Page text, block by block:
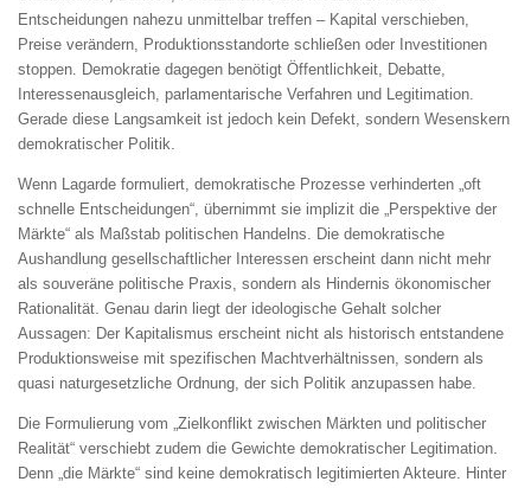
Entscheidungen nahezu unmittelbar treffen – Kapital verschieben,
Preise verändern, Produktionsstandorte schließen oder Investitionen
stoppen. Demokratie dagegen benötigt Öffentlichkeit, Debatte,
Interessenausgleich, parlamentarische Verfahren und Legitimation.
Gerade diese Langsamkeit ist jedoch kein Defekt, sondern Wesenskern
demokratischer Politik.
Wenn Lagarde formuliert, demokratische Prozesse verhinderten „oft
schnelle Entscheidungen“, übernimmt sie implizit die „Perspektive der
Märkte“ als Maßstab politischen Handelns. Die demokratische
Aushandlung gesellschaftlicher Interessen erscheint dann nicht mehr
als souveräne politische Praxis, sondern als Hindernis ökonomischer
Rationalität. Genau darin liegt der ideologische Gehalt solcher
Aussagen: Der Kapitalismus erscheint nicht als historisch entstandene
Produktionsweise mit spezifischen Machtverhältnissen, sondern als
quasi naturgesetzliche Ordnung, der sich Politik anzupassen habe.
Die Formulierung vom „Zielkonflikt zwischen Märkten und politischer
Realität“ verschiebt zudem die Gewichte demokratischer Legitimation.
Denn „die Märkte“ sind keine demokratisch legitimierten Akteure. Hinter